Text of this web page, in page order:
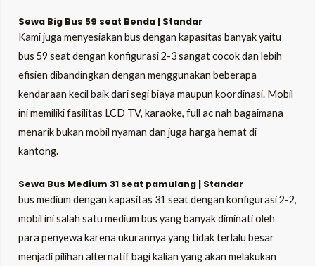
Sewa Big Bus 59 seat Benda | Standar
Kami juga menyesiakan bus dengan kapasitas banyak yaitu
bus 59 seat dengan konfigurasi 2-3 sangat cocok dan lebih
efisien dibandingkan dengan menggunakan beberapa
kendaraan kecil baik dari segi biaya maupun koordinasi. Mobil
ini memiliki fasilitas LCD TV, karaoke, full ac nah bagaimana
menarik bukan mobil nyaman dan juga harga hemat di
kantong.
Sewa Bus Medium 31 seat pamulang | Standar
bus medium dengan kapasitas 31 seat dengan konfigurasi 2-2,
mobil ini salah satu medium bus yang banyak diminati oleh
para penyewa karena ukurannya yang tidak terlalu besar
menjadi pilihan alternatif bagi kalian yang akan melakukan